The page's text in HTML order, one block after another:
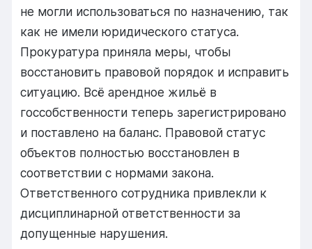
не могли использоваться по назначению, так
как не имели юридического статуса.
Прокуратура приняла меры, чтобы
восстановить правовой порядок и исправить
ситуацию. Всё арендное жильё в
госсобственности теперь зарегистрировано
и поставлено на баланс. Правовой статус
объектов полностью восстановлен в
соответствии с нормами закона.
Ответственного сотрудника привлекли к
дисциплинарной ответственности за
допущенные нарушения.